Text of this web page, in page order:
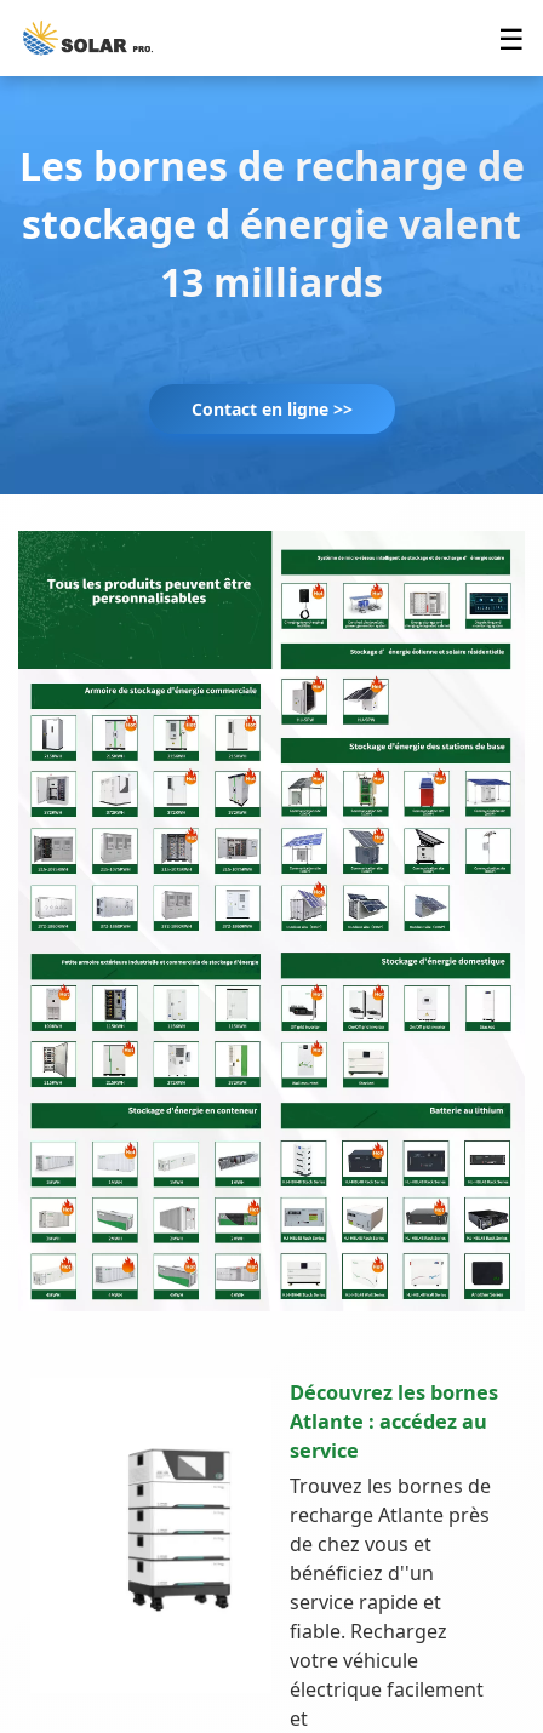
☰
Les bornes de recharge de
stockage d énergie valent
13 milliards
Contact en ligne >>
Découvrez les bornes
Atlante : accédez au
service
Trouvez les bornes de
recharge Atlante près
de chez vous et
bénéficiez d''un
service rapide et
fiable. Rechargez
votre véhicule
électrique facilement
et